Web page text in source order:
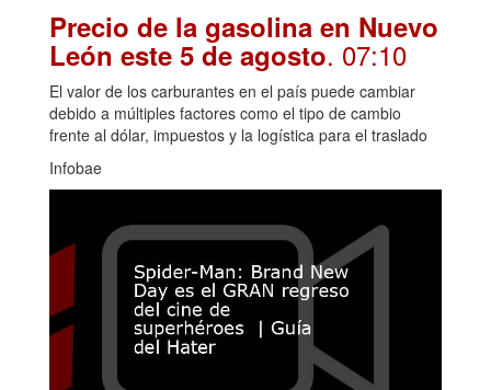
Precio de la gasolina en Nuevo
León este 5 de agosto. 07:10
El valor de los carburantes en el país puede cambiar
debido a múltiples factores como el tipo de cambio
frente al dólar, impuestos y la logística para el traslado
Infobae